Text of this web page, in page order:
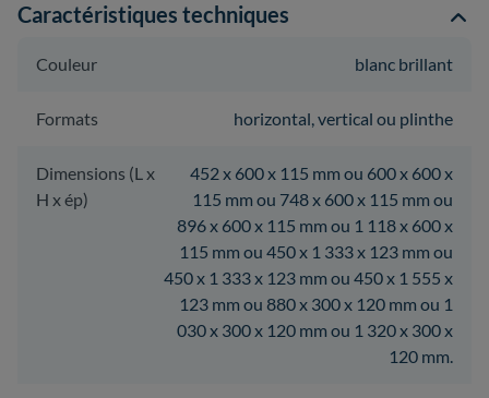
Caractéristiques techniques
Couleur blanc brillant
Formats horizontal, vertical ou plinthe
Dimensions (L x
H x ép)
452 x 600 x 115 mm ou 600 x 600 x
115 mm ou 748 x 600 x 115 mm ou
896 x 600 x 115 mm ou 1 118 x 600 x
115 mm ou 450 x 1 333 x 123 mm ou
450 x 1 333 x 123 mm ou 450 x 1 555 x
123 mm ou 880 x 300 x 120 mm ou 1
030 x 300 x 120 mm ou 1 320 x 300 x
120 mm.